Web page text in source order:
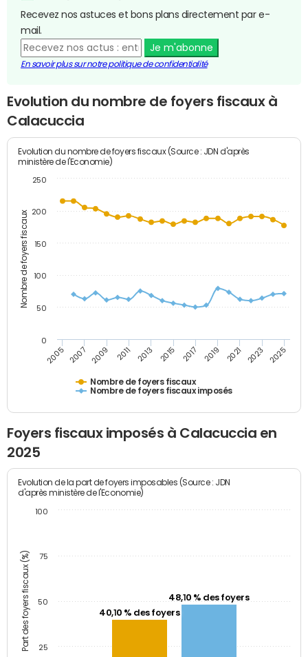
Recevez nos astuces et bons plans directement par e-
mail.
Je m'abonne
En savoir plus sur notre politique de confidentialité
Evolution du nombre de foyers fiscaux à
Calacuccia
Nombre de foyers fiscaux
Evolution du nombre de foyers fiscaux (Source : JDN d'après
ministère de l'Economie)
Nombre de foyers fiscaux
Nombre de foyers fiscaux imposés
2005 2007 2009 2011 2013 2015 2017 2019 2021 2023 2025
0
50
100
150
200
250
Foyers fiscaux imposés à Calacuccia en
2025
Part des foyers fiscaux (%)
Evolution de la part de foyers imposables (Source : JDN
d'après ministère de l'Economie)
40,10 % des foyers
48,10 % des foyers
25
50
75
100